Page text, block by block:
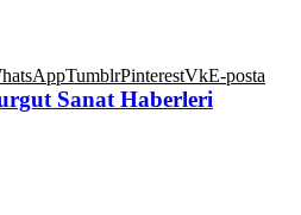
TumblrPinterestVkE-posta
Sanat Haberleri